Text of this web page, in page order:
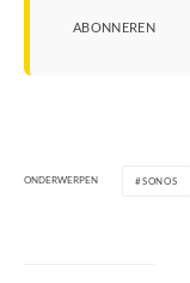
ABONNEREN
ONDERWERPEN SONOS